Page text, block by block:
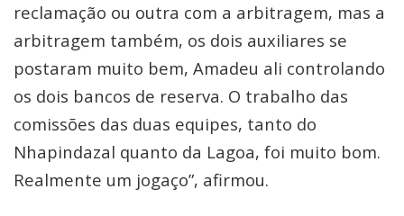
reclamação ou outra com a arbitragem, mas a
arbitragem também, os dois auxiliares se
postaram muito bem, Amadeu ali controlando
os dois bancos de reserva. O trabalho das
comissões das duas equipes, tanto do
Nhapindazal quanto da Lagoa, foi muito bom.
Realmente um jogaço”, afirmou.